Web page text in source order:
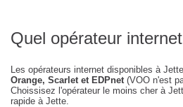
Quel opérateur
Les opérateurs internet disponibles à
Orange, Scarlet et EDPnet (VOO n'est
Choissisez l'opérateur le moins cher à
rapide à Jette.